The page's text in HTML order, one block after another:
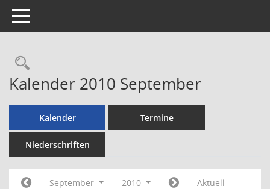
Toggle navigation
Rechercheauswahl
Kalender 2010 September
Kalender Termine
Niederschriften
September 2010
Aktuell